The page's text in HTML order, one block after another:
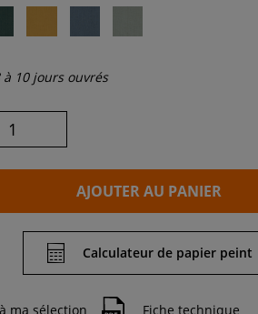
à 10 jours ouvrés
AJOUTER AU PANIER
Calculateur de papier peint
ma sélection Fiche technique